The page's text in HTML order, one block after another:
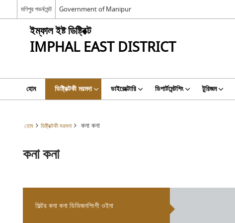
মণিপুর গভর্নমেন্ট Government of Manipur
ইম্ফাল ইষ্ট ডিষ্ট্রিক্ট
IMPHAL EAST DISTRICT
হোম ডিষ্ট্রিক্টকী মরমদা ডাইরেক্টোরি ডিপার্টমেন্টশিং টুরিজম
হোম ডিষ্ট্রিক্টকী মরমদা কনা কনা
কনা কনা
ফিল্টর কনা কনা ডিভিজনশিংগী ওইনা